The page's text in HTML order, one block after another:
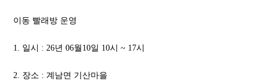
자원봉사자 등록
자원봉사단체 등록
이동 빨래방 운영
1. 일시 : 26년 06월10일 10시 ~ 17시
2. 장소 : 계남면 기산마을